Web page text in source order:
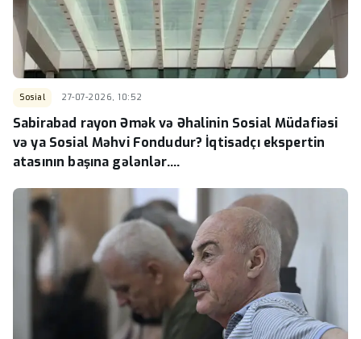
Sosial 27-07-2026, 10:52
Sabirabad rayon Əmək və Əhalinin Sosial Müdafiəsi
və ya Sosial Məhvi Fondudur? İqtisadçı ekspertin
atasının başına gələnlər....